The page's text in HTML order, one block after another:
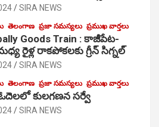
SIRA NEWS
తెలంగాణ ప్రజా సమస్యలు ప్రముఖ వార్తలు
Goods Train : కాజీపేట-
రైళ్ల రాకపోకలకు గ్రీన్ సిగ్నల్
SIRA NEWS
తెలంగాణ ప్రజా సమస్యలు ప్రముఖ వార్తలు
ఓదెలలో కులగణన సర్వే
SIRA NEWS